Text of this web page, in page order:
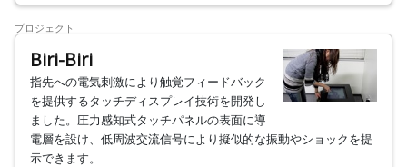
プロジェクト
Biri-Biri
指先への電気刺激により触覚フィードバック
を提供するタッチディスプレイ技術を開発し
ました。圧力感知式タッチパネルの表面に導
電層を設け、低周波交流信号により擬似的な振動やショックを提
示できます。